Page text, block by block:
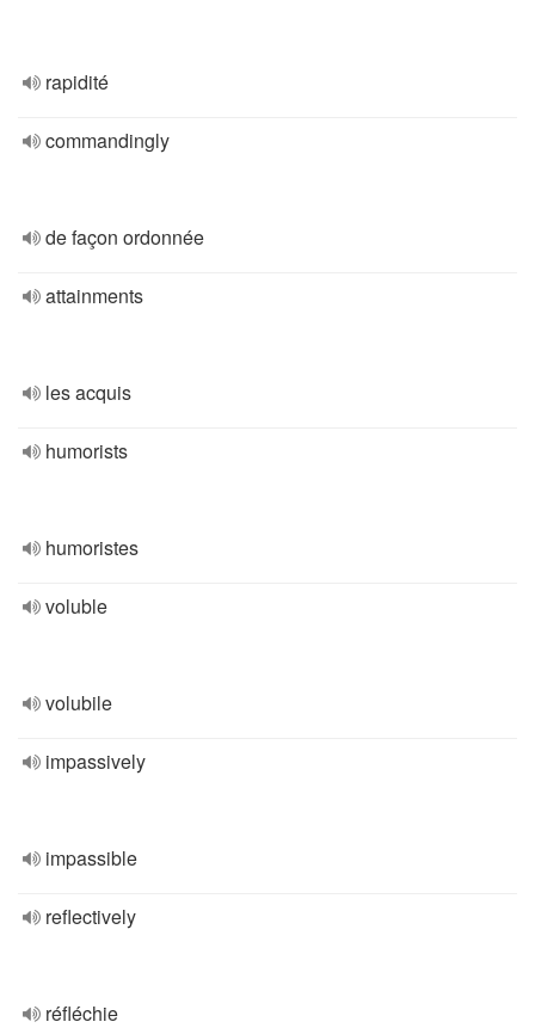
rapidité
commandingly
de façon ordonnée
attainments
les acquis
humorists
humoristes
voluble
volubile
impassively
impassible
reflectively
réfléchie